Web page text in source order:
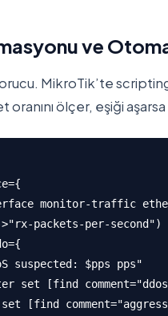
ve
MikroTik’te
oranını ölçer, eşiği
monitor-traffic
packets-per-second")
suspected: $pps pps"
set [find
[find